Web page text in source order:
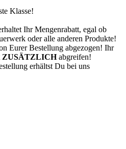
Klasse!
Ihr Mengenrabatt, egal ob
oder alle anderen Produkte!
Eurer Bestellung abgezogen! Ihr
ZUSÄTZLICHabgreifen!
erhältst Du bei uns